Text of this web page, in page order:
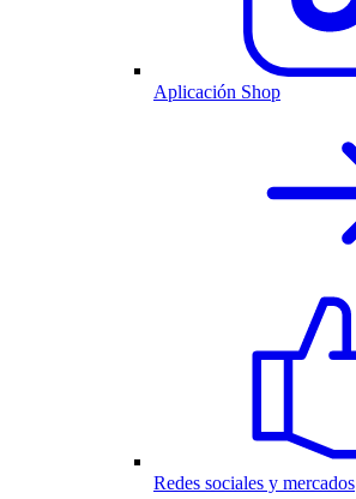
Aplicación Shop
Redes sociales y mercados